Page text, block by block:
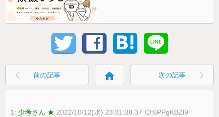
前の記事 home 次の記事
1: 少考さん ★ 2022/10/12(水) 23:31:38.37 ID:6PPgKBZl9